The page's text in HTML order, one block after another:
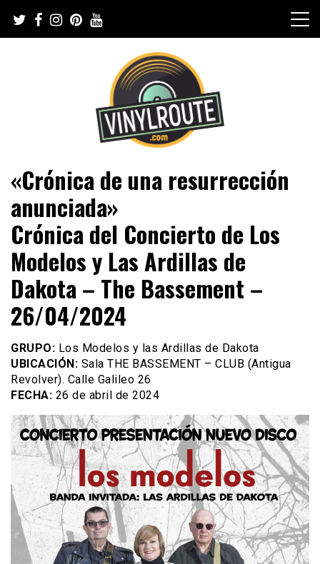
content
VinylRoute
«Crónica de una resurrección
anunciada»
Crónica del Concierto de Los
Modelos y Las Ardillas de
Dakota – The Bassement –
26/04/2024
GRUPO: Los Modelos y las Ardillas de Dakota
UBICACIÓN: Sala THE BASSEMENT – CLUB (Antigua
Revolver). Calle Galileo 26
FECHA: 26 de abril de 2024